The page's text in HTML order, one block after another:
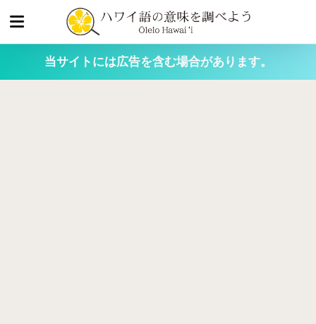
当サイトには広告を含む場合があります。